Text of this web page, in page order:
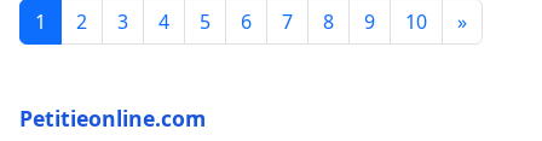
1 2 3 4 5 6 7 8 9 10 »
Petitieonline.com